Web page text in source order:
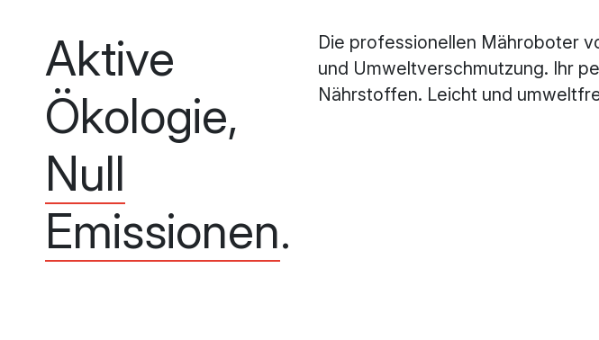
Aktive
Ökologie,
Null
Emissionen.
Die professionellen Mähroboter
und Umweltverschmutzung. Ihr
Nährstoffen. Leicht und